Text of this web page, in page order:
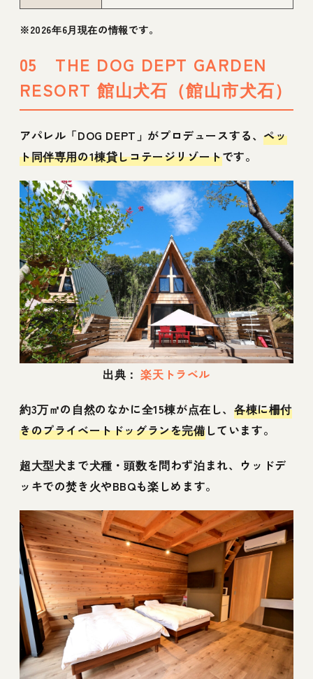
※2026年6月現在の情報です。
05 THE DOG DEPT GARDEN
RESORT 館山犬石（館山市犬石）
アパレル「DOG DEPT」がプロデュースする、ペッ
ト同伴専用の1棟貸しコテージリゾートです。
出典：楽天トラベル
約3万㎡の自然のなかに全15棟が点在し、各棟に柵付
きのプライベートドッグランを完備しています。
超大型犬まで犬種・頭数を問わず泊まれ、ウッドデ
ッキでの焚き火やBBQも楽しめます。